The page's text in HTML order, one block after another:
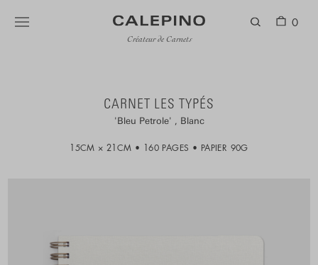
Créateur de Carnets
0
CARNET LES TYPÉS
Bleu Petrole Blanc
15CM × 21CM 160 PAGES PAPIER 90G